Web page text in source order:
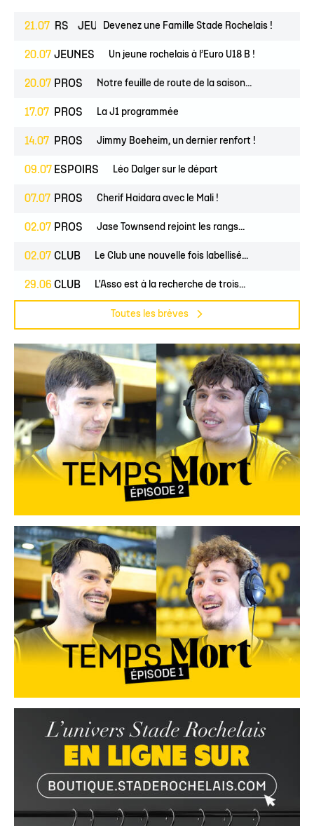
21.07
ESPOIRS JEUNESDevenez une Famille Stade Rochelais !
20.07 JEUNES Un jeune rochelais à l’Euro U18 B !
20.07 PROS Notre feuille de route de la saison...
17.07 PROS La J1 programmée
14.07 PROS Jimmy Boeheim, un dernier renfort !
09.07 ESPOIRS Léo Dalger sur le départ
07.07 PROS Cherif Haidara avec le Mali !
02.07 PROS Jase Townsend rejoint les rangs...
02.07 CLUB Le Club une nouvelle fois labellisé...
29.06 CLUB L'Asso est à la recherche de trois...
Toutes les brèves